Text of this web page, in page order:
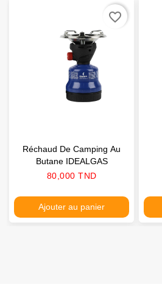
Réchaud De Camping Au
Butane IDEALGAS
Prix
80,000 TND
Ajouter au panier
favorite_border